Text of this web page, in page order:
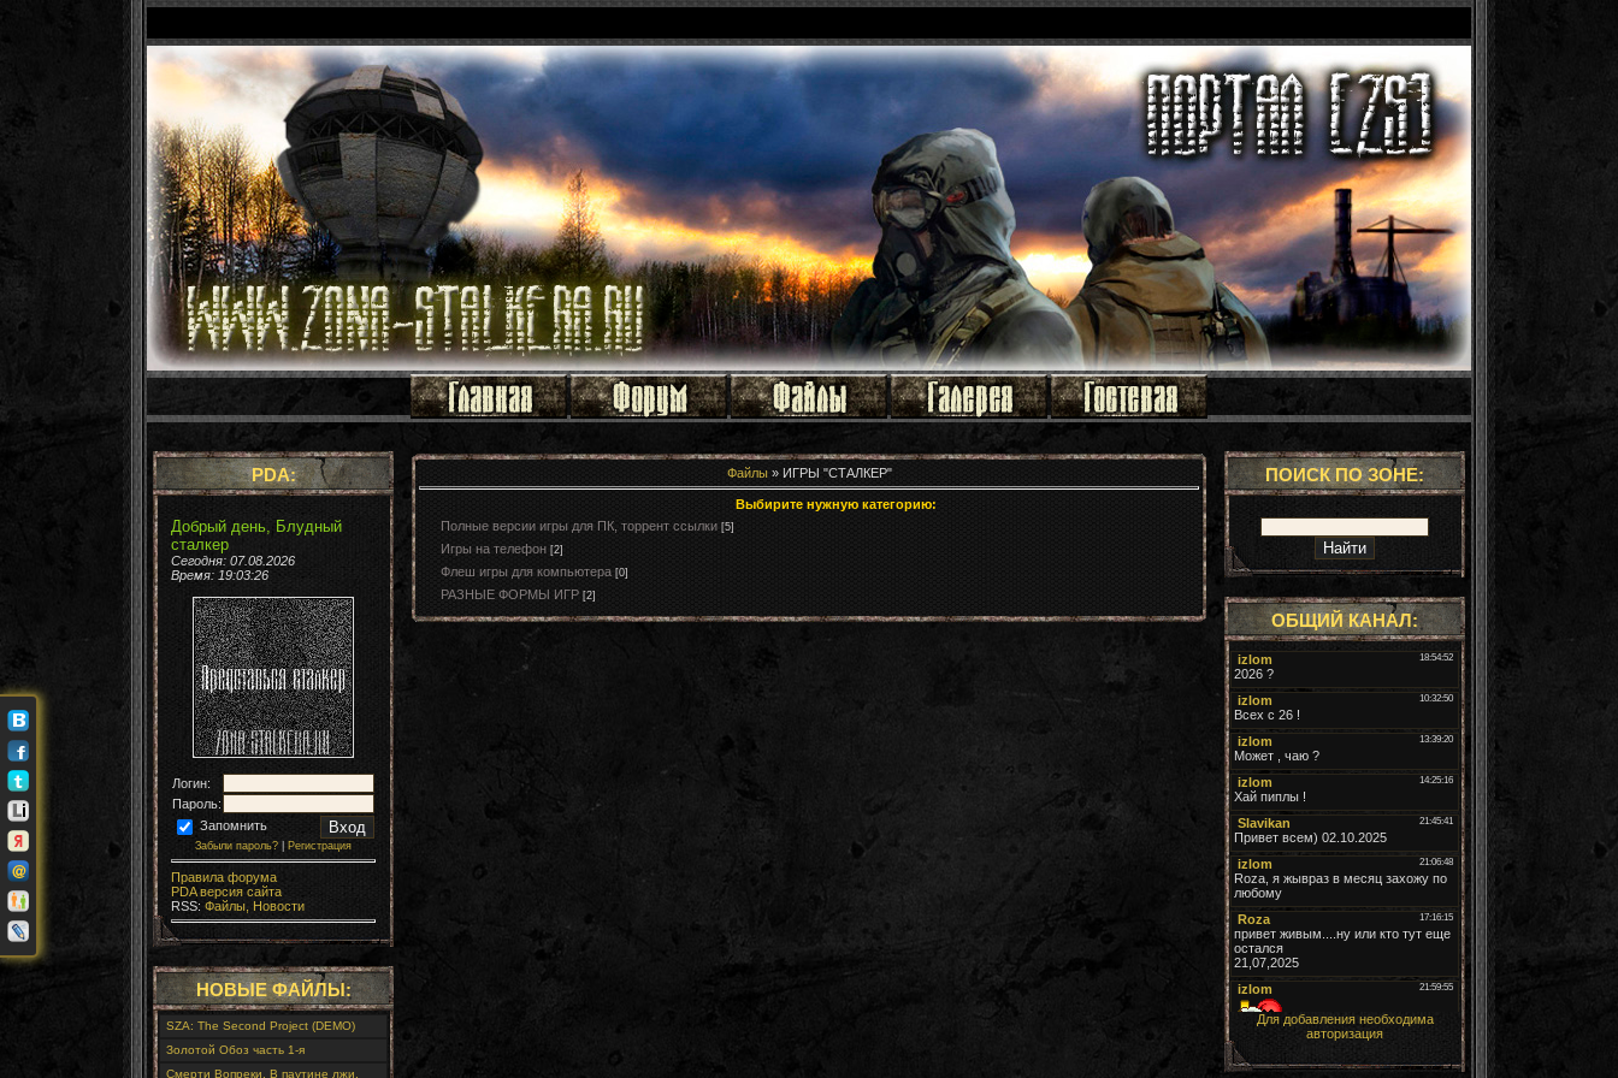
PDA:
Добрый день, Блудный
сталкер
Сегодня: 07.08.2026
Время: 19:03:27
Логин:
Пароль:
Запомнить
Забыли пароль? Регистрация
Правила форума
PDA версия сайта
RSS: Файлы, Новости
НОВЫЕ ФАЙЛЫ:
SZA: The Second Project (DEMO)
Золотой Обоз часть 1-я
Смерти Вопреки. В паутине лжи.
Файлы» ИГРЫ "СТАЛКЕР"
Выбирите нужную категорию:
Полные версии игры для ПК, торрент ссылки [5]
Игры на телефон [2]
Флеш игры для компьютера [0]
РАЗНЫЕ ФОРМЫ ИГР [2]
ПОИСК ПО ЗОНЕ:
ОБЩИЙ КАНАЛ:
Для добавления необходима
авторизация